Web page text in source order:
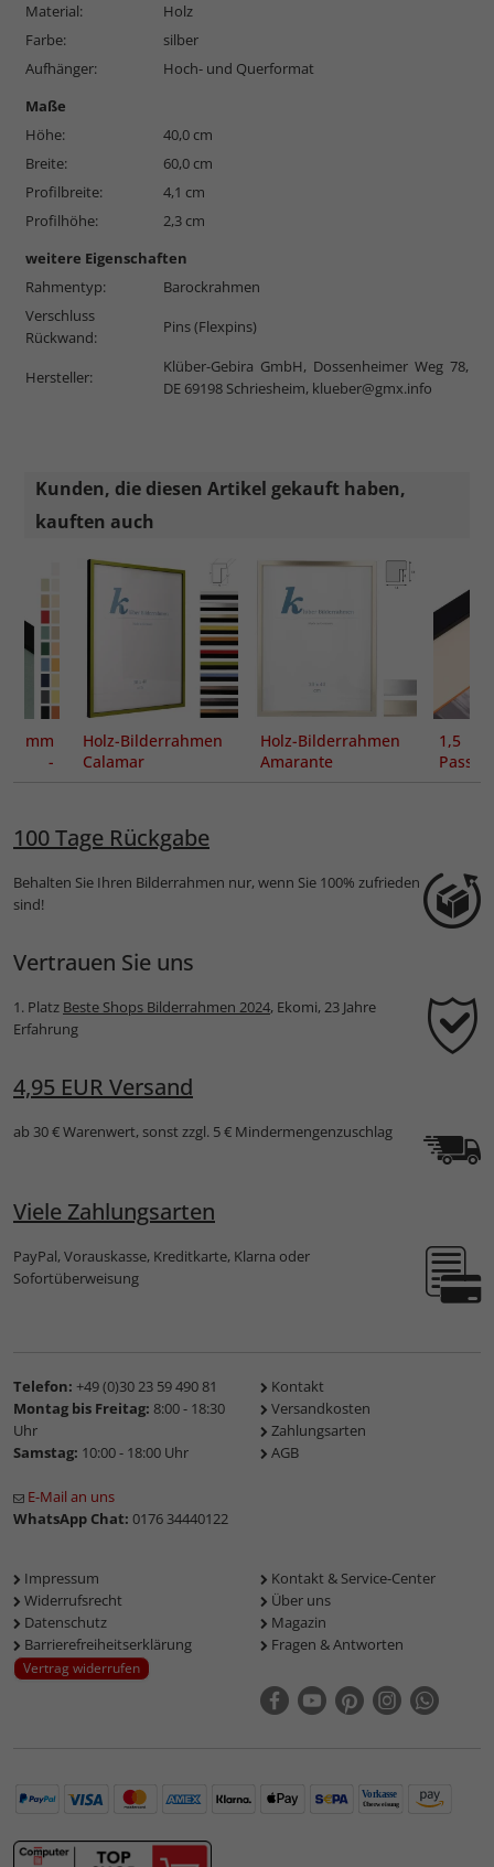
Material:
Holz
Farbe:
silber
Aufhänger:
Hoch- und Querformat
Maße
Höhe:
40,0 cm
Breite:
60,0 cm
Profilbreite:
4,1 cm
Profilhöhe:
2,3 cm
weitere Eigenschaften
Rahmentyp:
Barockrahmen
Verschluss
Rückwand:
Pins (Flexpins)
Hersteller:
Klüber-Gebira GmbH, Dossenheimer Weg 78,
DE 69198 Schriesheim, klueber@gmx.info
Kunden, die diesen Artikel gekauft haben,
kauften auch
-
Holz-Bilderrahmen
Calamar
Holz-Bilderrahmen
Amarante
100 Tage Rückgabe
Behalten Sie Ihren Bilderrahmen nur, wenn Sie 100% zufrieden
sind!
Vertrauen Sie uns
1. Platz Beste Shops Bilderrahmen 2024, Ekomi, 23 Jahre
Erfahrung
4,95 EUR Versand
ab 30 € Warenwert, sonst zzgl. 5 € Mindermengenzuschlag
Viele Zahlungsarten
PayPal, Vorauskasse, Kreditkarte, Klarna oder
Sofortüberweisung
Telefon: +49 (0)30 23 59 490 81
Montag bis Freitag: 8:00 - 18:30
Uhr
Samstag: 10:00 - 18:00 Uhr
E-Mail an uns
WhatsApp Chat: 0176 34440122
Kontakt
Versandkosten
Zahlungsarten
AGB
Impressum
Widerrufsrecht
Datenschutz
Barrierefreiheitserklärung
Vertrag widerrufen
Kontakt & Service-Center
Über uns
Magazin
Fragen & Antworten